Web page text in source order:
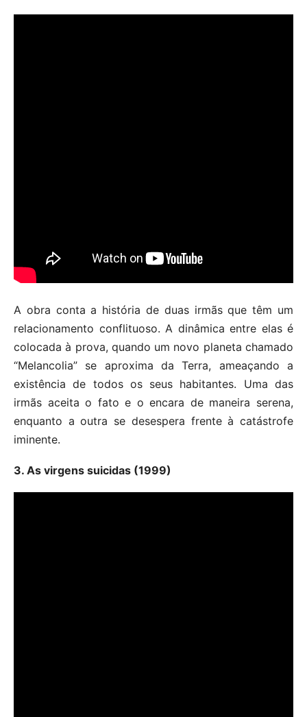
A obra conta a história de duas irmãs que têm um
relacionamento conflituoso. A dinâmica entre elas é
colocada à prova, quando um novo planeta chamado
“Melancolia” se aproxima da Terra, ameaçando a
existência de todos os seus habitantes. Uma das
irmãs aceita o fato e o encara de maneira serena,
enquanto a outra se desespera frente à catástrofe
iminente.
3. As virgens suicidas (1999)